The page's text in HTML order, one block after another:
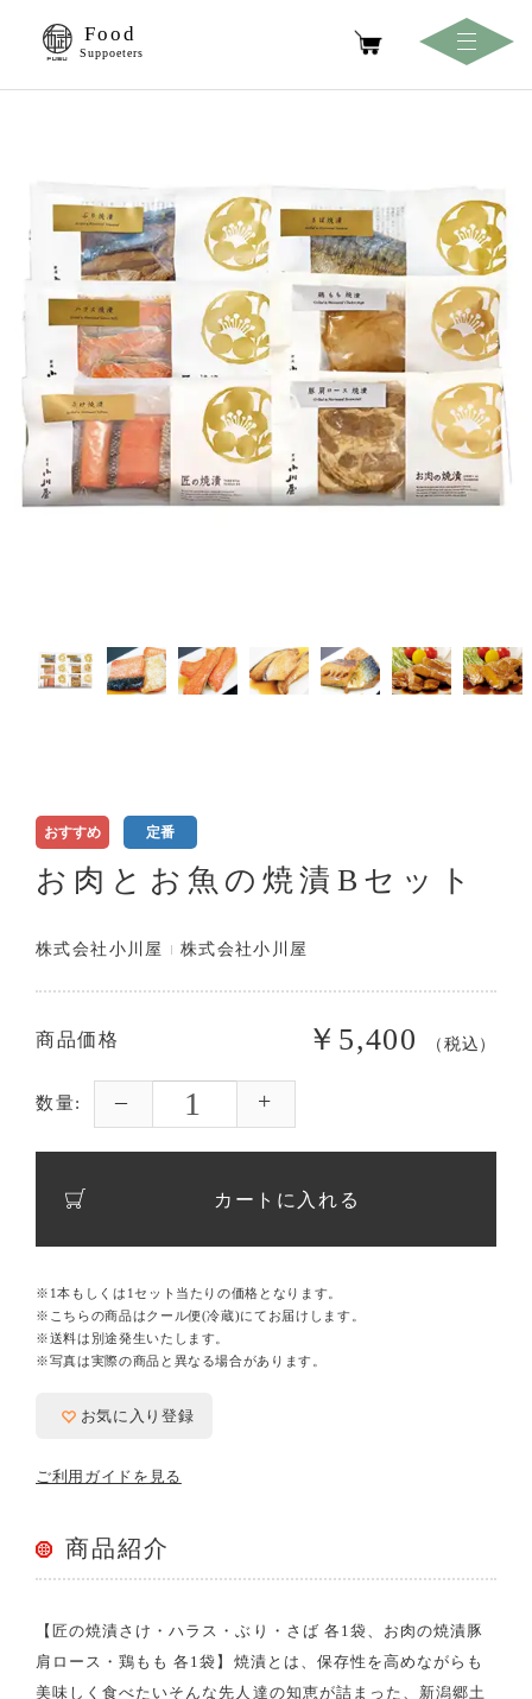
Food
Suppoeters
おすすめ 定番
お肉とお魚の焼漬Bセット
株式会社小川屋 株式会社小川屋
商品価格 ￥5,400 （税込）
数量:
カートに入れる
※1本もしくは1セット当たりの価格となります。
※こちらの商品はクール便(冷蔵)にてお届けします。
※送料は別途発生いたします。
※写真は実際の商品と異なる場合があります。
お気に入り登録
ご利用ガイドを見る
商品紹介
【匠の焼漬さけ・ハラス・ぶり・さば 各1袋、お肉の焼漬豚
肩ロース・鶏もも 各1袋】焼漬とは、保存性を高めながらも
美味しく食べたいそんな先人達の知恵が詰まった、新潟郷土